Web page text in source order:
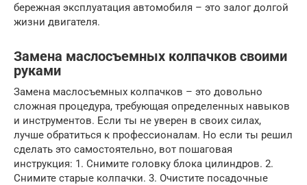
бережная эксплуатация автомобиля – это залог долгой
жизни двигателя.
Замена маслосъемных колпачков своими
руками
Замена маслосъемных колпачков – это довольно
сложная процедура, требующая определенных навыков
и инструментов. Если ты не уверен в своих силах,
лучше обратиться к профессионалам. Но если ты решил
сделать это самостоятельно, вот пошаговая
инструкция: 1. Снимите головку блока цилиндров. 2.
Снимите старые колпачки. 3. Очистите посадочные